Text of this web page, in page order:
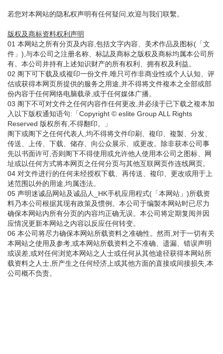
若您对本网站的隐私权声明有任何疑问,欢迎与我们联繫。
版权及商标资料权利声明
01 本网站之所有分页及内容,包括文字内容、美术作品及图标(「文
件」),与本公司之注册名称、标誌及商标之版权及商标均属本公司所
有。本公司并持有上述知识财产的所有权利、拥有权及利益。
02 阁下可下载及或複印一份文件,唯只可作非商业性或个人认知、评
估或获得本网页所提供的服务之用途,并不得将文件複本之全部或部
份内容于任何网络电脑载录,或于任何媒体广播。
03 阁下不可对文件之任何内容作任何更改,并必须于已下载之複本加
入以下版权通知语句:「Copyright © eslite Group ALL Rights
Reserved 版权所有,不得翻印。」
阁下或阁下之任何代表人,均不得将文件印刷、複印、複製、分发、
传送、上传、下载、储存、向公众展示、或更改。除非获本公司事
先以书面许可,否则阁下不得使用或允许他人使用本公司之图标、网
址或以任何方式将本网页之任何分页与其他互联网页作连线网页。
04 对文件进行的任何未经授权下载、再传送、複印、更改或用于上
述范围以外的用途,均属违法。
05 声明迷诚品网站及诚品人_HK手机应用程式(「本网站」)所载资
料乃本公司根据其现有政策及惯例。本公司于编製本网站时已尽力
确保本网站内所有分页的内容均正确无误。本公司将定期复阅并因
应情况更新本网站之内容以反应任何转变。
06 本公司将尽力确保本网站所载资料之准确性。然而,对于一切有关
本网站之使用及参考,或本网站所载资料之不准确、遗漏、错误声明
或误差,或对任何浏览本网站之人士或任何从其他途径获得本网站所
载资料之人士,所产生之任何经济上或其他方面的直接或间接损失,本
公司概不负责。